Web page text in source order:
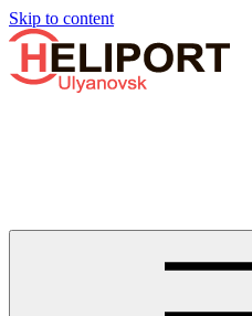
Skip to content